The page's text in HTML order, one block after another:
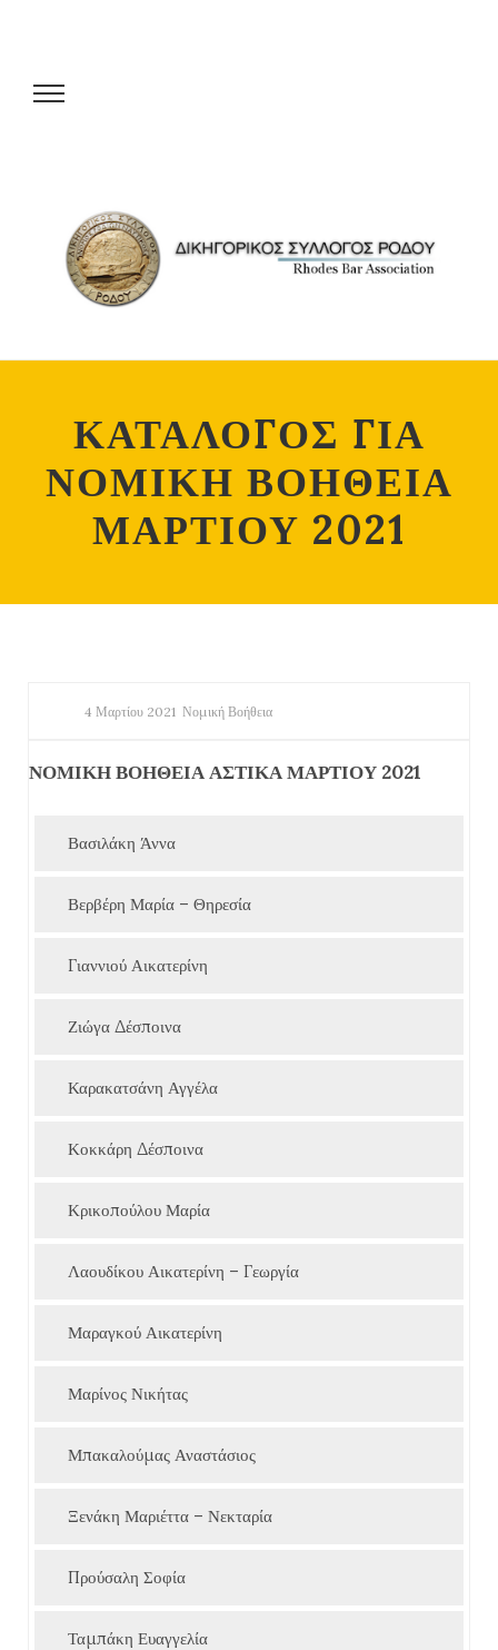
ΚΑΤΑΛΟΓΟΣ ΓΙΑ
ΝΟΜΙΚΗ ΒΟΗΘΕΙΑ
ΜΑΡΤΙΟΥ 2021
4 Μαρτίου 2021 Νομική Βοήθεια
ΝΟΜΙΚΗ ΒΟΗΘΕΙΑ ΑΣΤΙΚΑ ΜΑΡΤΙΟΥ 2021
Βασιλάκη Άννα
Βερβέρη Μαρία – Θηρεσία
Γιαννιού Αικατερίνη
Ζιώγα Δέσποινα
Καρακατσάνη Αγγέλα
Κοκκάρη Δέσποινα
Κρικοπούλου Μαρία
Λαουδίκου Αικατερίνη – Γεωργία
Μαραγκού Αικατερίνη
Μαρίνος Νικήτας
Μπακαλούμας Αναστάσιος
Ξενάκη Μαριέττα – Νεκταρία
Προύσαλη Σοφία
Ταμπάκη Ευαγγελία